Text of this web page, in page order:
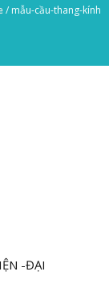
/ mẫu-cầu-thang-kính
-ĐẠI